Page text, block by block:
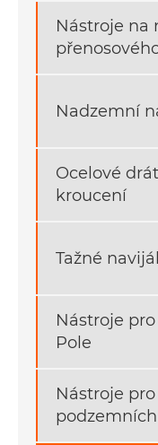
Nástroje na
Nadzemní
Ocelové
kroucení
Tažné
Nástroje
Pole
Nástroje